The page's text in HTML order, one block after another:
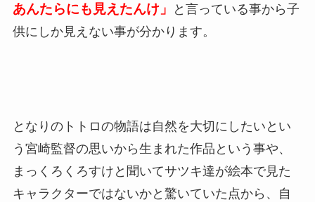
あんたらにも見えたんけ」
と言っている事から子
供にしか見えない事が分かります。
となりのトトロの物語は自然を大切にしたいとい
う宮崎監督の思いから生まれた作品という事や、
まっくろくろすけと聞いてサツキ達が絵本で見た
キャラクターではないかと驚いていた点から、自